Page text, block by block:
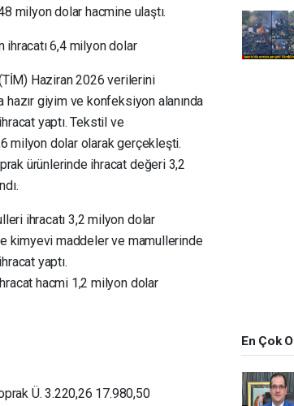
milyon dolar hacmine ulaştı.
6,4 milyon dolar
Haziran 2026 verilerini
hazır giyim ve konfeksiyon alanında
yaptı. Tekstil ve
milyon dolar olarak gerçekleşti.
ürünlerinde ihracat değeri 3,2
ihracatı 3,2 milyon dolar
kimyevi maddeler ve mamullerinde
yaptı.
hacmi 1,2 milyon dolar
Ü. 3.220,26 17.980,50
En Çok